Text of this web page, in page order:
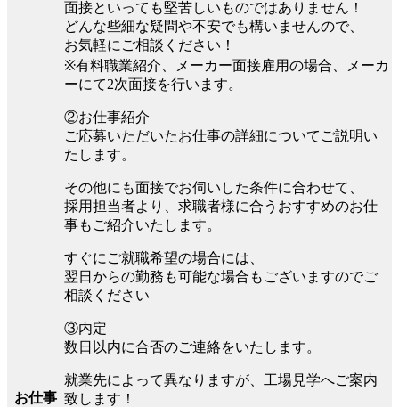
お仕事
面接といっても堅苦しいものではありません！
どんな些細な疑問や不安でも構いませんので、
お気軽にご相談ください！
※有料職業紹介、メーカー面接雇用の場合、メーカ
ーにて2次面接を行います。
②お仕事紹介
ご応募いただいたお仕事の詳細についてご説明い
たします。
その他にも面接でお伺いした条件に合わせて、
採用担当者より、求職者様に合うおすすめのお仕
事もご紹介いたします。
すぐにご就職希望の場合には、
翌日からの勤務も可能な場合もございますのでご
相談ください
③内定
数日以内に合否のご連絡をいたします。
就業先によって異なりますが、工場見学へご案内
致します！